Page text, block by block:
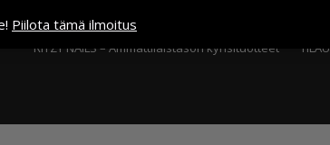
Piilota tämä ilmoitusKassa
RITZY NAILS – Ammattilaistason kynsituotteet